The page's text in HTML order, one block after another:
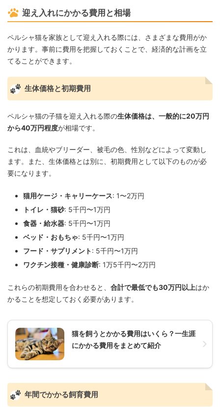
迎え入れにかかる費用と相場
ペルシャ猫を家族として迎え入れる際には、さまざまな費用がか
かります。事前に費用を把握しておくことで、経済的な計画を立
てることができます。
生体価格と初期費用
ペルシャ猫の子猫を迎え入れる際の生体価格は、一般的に20万円
から40万円程度が相場です。
これは、血統やブリーダー、被毛の色、性別などによって変動し
ます。また、生体価格とは別に、初期費用として以下のものが必
要になります。
猫用ケージ・キャリーケース: 1〜2万円
トイレ・猫砂: 5千円〜1万円
食器・給水器: 5千円〜1万円
ベッド・おもちゃ: 5千円〜1万円
フード・サプリメント: 5千円〜1万円
ワクチン接種・健康診断: 1万5千円〜2万円
これらの初期費用を合わせると、 合計で最低でも30万円以上はか
かることを想定しておく必要があります。
猫を飼うとかかる費用はいくら？一生涯
にかかる費用をまとめて紹介
年間でかかる飼育費用